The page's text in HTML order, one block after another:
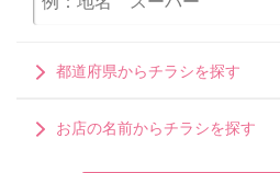
都道府県からチラシを探す
お店の名前からチラシを探す